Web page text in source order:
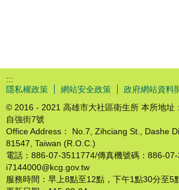
:::
隱私權政策
網站安全政策
政府網站資料
© 2016 - 2021 高雄市大社區衛生所 本所地址
自強街7號
Office Address： No.7, Zihciang St., Dashe
81547, Taiwan (R.O.C.)
電話：886-07-3511774/傳真機號碼：886-07-
i7144000@kcg.gov.tw
服務時間：早上8點至12點，下午1點30分至5